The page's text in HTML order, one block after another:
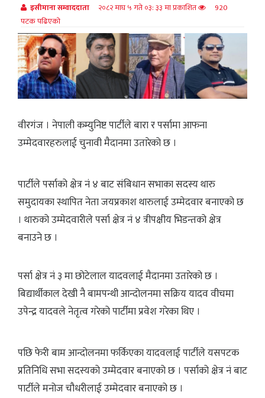
इसीमाना सम्वाददाता २०८२ माघ ५ गते ०३: ३३ मा प्रकाशित
920
पटक पढिएको
वीरगंज । नेपाली कम्युनिष्ट पार्टीले बारा र पर्सामा आफना
उम्मेदवारहरुलाई चुनावी मैदानमा उतारेको छ ।
पार्टीले पर्साको क्षेत्र नं ४ बाट संबिधान सभाका सदस्य थारु
समुदायका स्थापित नेता जयप्रकाश थारुलाई उम्मेदवार बनाएको छ
। थारुको उम्मेदवारीले पर्सा क्षेत्र नं ४ त्रीपक्षीय भिडन्तको क्षेत्र
बनाउने छ ।
पर्सा क्षेत्र नं ३ मा छोटेलाल यादवलाई मैदानमा उतारेको छ ।
बिद्यार्थीकाल देखी नै बामपन्थी आन्दोलनमा सक्रिय यादव वीचमा
उपेन्द्र यादवले नेतृत्व गरेको पार्टीमा प्रवेश गरेका थिए ।
पछि फेरी बाम आन्दोलनमा फर्किएका यादवलाई पार्टीले यसपटक
प्रतिनिधि सभा सदस्यको उम्मेदवार बनाएको छ । पर्साको क्षेत्र नं बाट
पार्टीले मनोज चौधरीलाई उम्मेदवार बनाएको छ ।